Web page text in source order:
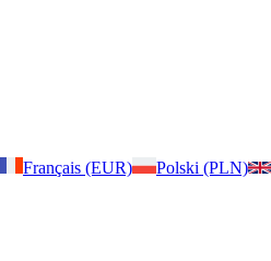
Français (EUR) Polski (PLN)